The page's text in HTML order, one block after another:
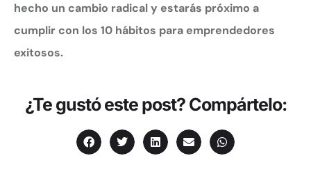
hecho un cambio radical y estarás próximo a
cumplir con los 10 hábitos para emprendedores
exitosos.
¿Te gustó este post? Compártelo: